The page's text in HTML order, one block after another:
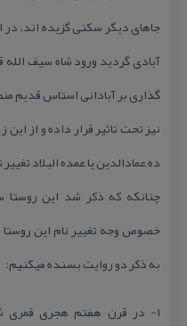
جاهای دیگر سكنی گزیده اند. در
آبادی گردید ورود شاه سیف الله
گذاری بر آبادانی استاس قدیم
نیز تحت تاثیر قرار داده و از
ده عمادالدین یا عمده البلاد
چنانكه كه ذكر شد این
خصوص وجه تغییر نام این روستا
به ذكر دو روایت بسنده میكنیم:
۱- در قرن هفتم هجری قمری